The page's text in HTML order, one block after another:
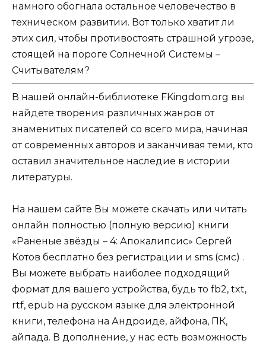
намного обогнала остальное человечество в
техническом развитии. Вот только хватит ли
этих сил, чтобы противостоять страшной угрозе,
стоящей на пороге Солнечной Системы –
Считывателям?
В нашей онлайн-библиотеке FKingdom.org вы
найдете творения различных жанров от
знаменитых писателей со всего мира, начиная
от современных авторов и заканчивая теми, кто
оставил значительное наследие в истории
литературы.
На нашем сайте Вы можете скачать или читать
онлайн полностью (полную версию) книги
«Раненые звёзды – 4: Апокалипсис» Сергей
Котов бесплатно без регистрации и sms (смс) .
Вы можете выбрать наиболее подходящий
формат для вашего устройства, будь то fb2, txt,
rtf, epub на русском языке для электронной
книги, телефона на Андроиде, айфона, ПК,
айпада. В дополнение, у нас есть возможность